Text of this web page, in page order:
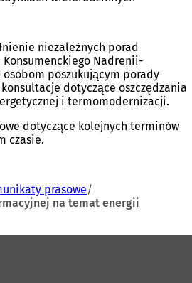
niezależnych porad
Nadrenii-
poszukującym porady
dotyczące oszczędzania
i termomodernizacji.
dotyczące kolejnych terminów
czasie.
prasowe
na temat energii